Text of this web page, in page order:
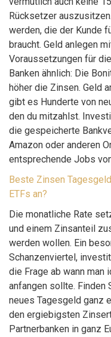
Rücksetzer
werden, die der Kunde
braucht. Geld anlegen
Voraussetzungen für
Banken ähnlich: Die
höher die Zinsen. Geld
gibt es Hunderte von
den du mitzahlst.
die gespeicherte
Amazon oder anderen
entsprechende Jobs
Beste Zinsen
ETFs an?
Die monatliche Rate
und einem Zinsanteil
werden wollen. Ein
Schanzenviertel,
die Frage ab wann
anfangen sollte. Finden
neues Tagesgeld ganz
den ergiebigsten
Partnerbanken in ganz